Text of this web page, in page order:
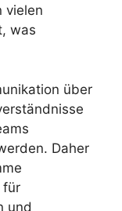
vielen
was
über
Daher
für
und